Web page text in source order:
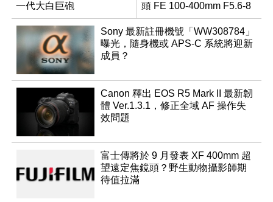
一代大白巨砲
頭 FE 100-400mm F5.6-8
Sony 最新註冊機號「WW308784」
曝光，隨身機或 APS-C 系統將迎新
成員？
Canon 釋出 EOS R5 Mark II 最新韌
體 Ver.1.3.1，修正全域 AF 操作失
效問題
富士傳將於 9 月發表 XF 400mm 超
望遠定焦鏡頭？野生動物攝影師期
待值拉滿